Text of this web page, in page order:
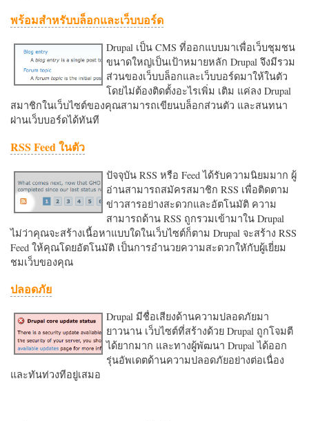
พร้อมสำหรับบล็อกและเว็บบอร์ด
Drupal เป็น CMS ที่ออกแบบมาเพื่อเว็บชุมชน
ขนาดใหญ่เป็นเป้าหมายหลัก Drupal จึงมีรวม
ส่วนของเว็บบล็อกและเว็บบอร์ดมาให้ในตัว
โดยไม่ต้องติดตั้งอะไรเพิ่ม เติม แค่ลง Drupal
สมาชิกในเว็บไซต์ของคุณสามารถเขียนบล็อกส่วนตัว และสนทนา
ผ่านเว็บบอร์ดได้ทันที
RSS Feed ในตัว
ปัจจุบัน RSS หรือ Feed ได้รับความนิยมมาก ผู้
อ่านสามารถสมัครสมาชิก RSS เพื่อติดตาม
ข่าวสารอย่างสะดวกและอัตโนมัติ ความ
สามารถด้าน RSS ถูกรวมเข้ามาใน Drupal
ไม่ว่าคุณจะสร้างเนื้อหาแบบใดในเว็บไซต์ก็ตาม Drupal จะสร้าง RSS
Feed ให้คุณโดยอัตโนมัติ เป็นการอำนวยความสะดวกใหักับผู้เยี่ยม
ชมเว็บของคุณ
ปลอดภัย
Drupal มีชื่อเสียงด้านความปลอดภัยมา
ยาวนาน เว็บไซต์ที่สร้างด้วย Drupal ถูกโจมตี
ได้ยากมาก และทางผู้พัฒนา Drupal ได้ออก
รุ่นอัพเดตด้านความปลอดภัยอย่างต่อเนื่อง
และทันท่วงทีอยู่เสมอ